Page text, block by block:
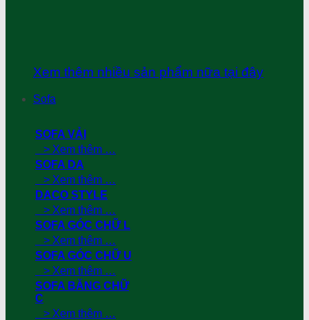
Xem thêm nhiều sản phẩm nữa tại đây
Sofa
SOFA VẢI
> Xem thêm …
SOFA DA
> Xem thêm …
DACO STYLE
> Xem thêm …
SOFA GÓC CHỮ L
> Xem thêm …
SOFA GÓC CHỮ U
> Xem thêm …
SOFA BĂNG CHỮ
C
> Xem thêm …